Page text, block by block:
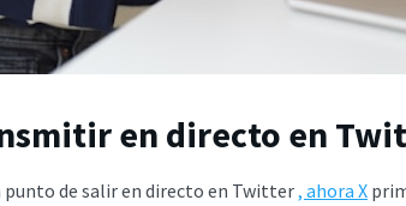
en directo en
de salir en directo en Twitter, ahora X